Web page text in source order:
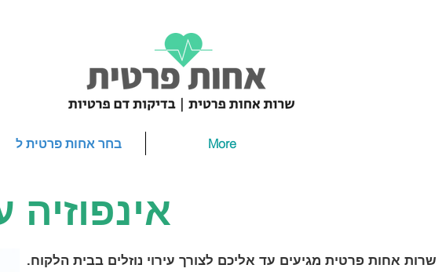
בחר אחות פרטית ל More
אינפוזיה
שרות אחות פרטית מגיעים עד אליכם לצורך עירוי נוזלים בבית הלקוח.